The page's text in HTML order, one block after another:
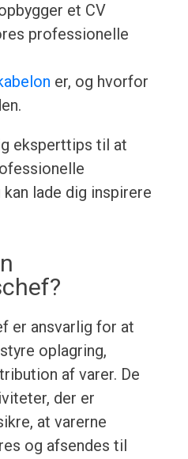
et CV
professionelle
er, og hvorfor
eksperttips til at
lade dig inspirere
er ansvarlig for at
oplagring,
af varer. De
der er
at varerne
og afsendes til